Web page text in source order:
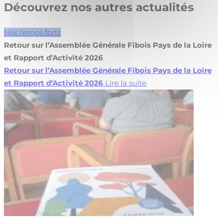
Découvrez nos autres actualités
Nos temps forts
Retour sur l’Assemblée Générale Fibois Pays de la Loire
et Rapport d’Activité 2026
Retour sur l’Assemblée Générale Fibois Pays de la Loire
et Rapport d’Activité 2026 Lire la suite